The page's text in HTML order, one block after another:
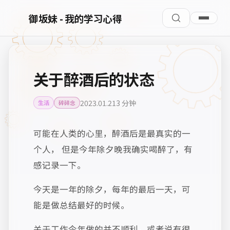
御坂妹 - 我的学习心得
关于醉酒后的状态
生活 碎碎念 2023.01.213 分钟
可能在人类的心里，醉酒后是最真实的一
个人， 但是今年除夕晚我确实喝醉了，有
感记录一下。
今天是一年的除夕，每年的最后一天，可
能是做总结最好的时候。